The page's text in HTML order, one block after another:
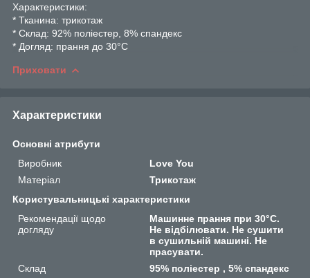
Характеристики:
* Тканина: трикотаж
* Склад: 92% поліестер, 8% спандекс
* Догляд: прання до 30°C
Приховати
Характеристики
Основні атрибути
Виробник
Love You
Матеріал
Трикотаж
Користувальницькі характеристики
Рекомендації щодо
догляду
Машинне прання при 30°C.
Не відбілювати. Не сушити
в сушильній машині. Не
прасувати.
Склад
95% поліестер , 5% спандекс